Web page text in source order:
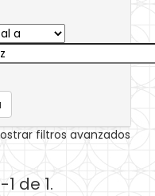
filtros avanzados
de 1.